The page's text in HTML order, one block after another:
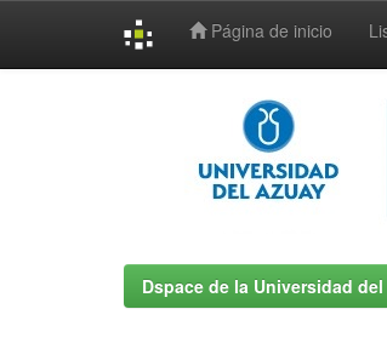
Página de inicio
Dspace de la Universidad